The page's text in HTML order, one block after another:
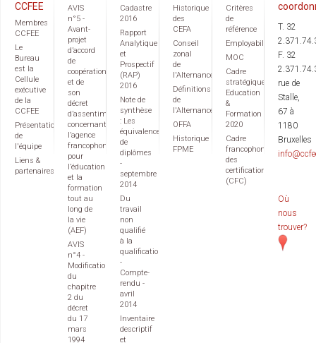
CCFEE
Membres
CCFEE
Le
Bureau
est la
Cellule
exécutive
de la
CCFEE
Présentation
de
l'équipe
Liens &
partenaires
AVIS
n°5 -
Avant-
projet
d’accord
de
coopération
et de
son
décret
d’assentiment
concernant
l’agence
francophone
pour
l’éducation
et la
formation
tout au
long de
la vie
(AEF)
AVIS
n°4 -
Modification
du
chapitre
2 du
décret
du 17
mars
1994
Cadastre
2016
Rapport
Analytique
et
Prospectif
(RAP)
2016
Note de
synthèse
: Les
équivalences
de
diplômes
-
septembre
2014
Du
travail
non
qualifié
à la
qualification
-
Compte-
rendu -
avril
2014
Inventaire
descriptif
et
Historique
des
CEFA
Conseil
zonal
de
l'Alternance
Définitions
de
l'Alternance
OFFA
Historique
FPME
Critères
de
référence
Employabilité
MOC
Cadre
stratégique
Education
&
Formation
2020
Cadre
francophone
des
certifications
(CFC)
T. 32
F. 32
rue de
Stalle,
67 à
1180
Bruxelles
Où
nous
trouver?